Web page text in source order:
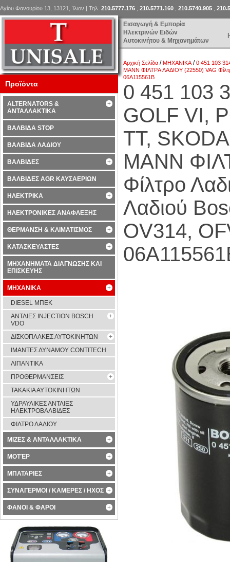
Εισαγωγή & Εμπορία
Ηλεκτρινών Ειδών
Αυτοκινήτου & Μηχανημάτων
Αγίου Φανουρίου 13, 13121, Ίλιον | Τηλ. 210.5777.176 210.5771.160 210.5740.905
Αρχική Σελίδα /ΜΗΧΑΝΙΚΑ/0 451 103
MANN ΦΙΛΤΡA ΛΑΔΙΟΥ (22550) VAG
06A115561B
0 451 103
GOLF VI,
TT,
MANN
Φίλτρο
Λαδιού
OV314,
Προϊόντα
ALTERNATORS &
ΑΝΤΑΛΛΑΚΤΙΚΑ
ΒΑΛΒΙΔΑ STOP
ΒΑΛΒΙΔΑ ΛΑΔΙΟΥ
ΒΑΛΒΙΔΕΣ
ΒΑΛΒΙΔΕΣ AGR ΚΑΥΣΑΕΡΙΩΝ
ΗΛΕΚΤΡΙΚΑ
ΗΛΕΚΤΡΟΝΙΚΕΣ ΑΝΑΦΛΕΞΗΣ
ΘΕΡΜΑΝΣΗ & ΚΛΙΜΑΤΙΣΜΟΣ
ΚΑΤΑΣΚΕΥΑΣΤΕΣ
ΜΗΧΑΝΗΜΑΤΑ ΔΙΑΓΝΩΣΗΣ ΚΑΙ
ΕΠΙΣΚΕΥΗΣ
ΜΗΧΑΝΙΚΑ
DIESEL ΜΠΕΚ
ΑΝΤΛΙΕΣ INJECTION BOSCH
VDO
ΔΙΣΚΟΠΛΑΚΕΣ ΑΥΤΟΚΙΝΗΤΩΝ
ΙΜΑΝΤΕΣ ΔΥΝΑΜΟΥ CONTITECH
ΛΙΠΑΝΤΙΚΑ
ΠΡΟΘΕΡΜΑΝΣΕΙΣ
ΤΑΚΑΚΙΑ ΑΥΤΟΚΙΝΗΤΩΝ
ΥΔΡΑΥΛΙΚΕΣ ΑΝΤΛΙΕΣ
ΗΛΕΚΤΡΟΒΑΛΒΙΔΕΣ
ΦΙΛΤΡΟ ΛΑΔΙΟΥ
ΜΙΖΕΣ & ΑΝΤΑΛΛΑΚΤΙΚΑ
ΜΟΤΈΡ
ΜΠΑΤΑΡΙΕΣ
ΣΥΝΑΓΕΡΜΟΙ / ΚΑΜΕΡΕΣ / ΗΧΟΣ
ΦΑΝΟΙ & ΦΑΡΟΙ